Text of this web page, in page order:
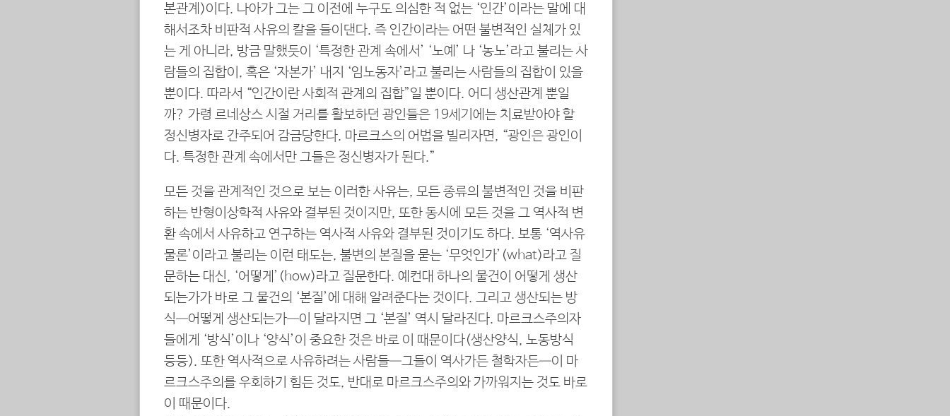
본관계)이다. 나아가 그는 그 이전에 누구도 의심한 적 없는 ‘인간’이라는 말에 대
해서조차 비판적 사유의 칼을 들이댄다. 즉 인간이라는 어떤 불변적인 실체가 있
는 게 아니라, 방금 말했듯이 ‘특정한 관계 속에서’ ‘노예’ 나 ‘농노’라고 불리는 사
람들의 집합이, 혹은 ‘자본가’ 내지 ‘임노동자’라고 불리는 사람들의 집합이 있을
뿐이다. 따라서 “인간이란 사회적 관계의 집합”일 뿐이다. 어디 생산관계 뿐일
까? 가령 르네상스 시절 거리를 활보하던 광인들은 19세기에는 치료받아야 할
정신병자로 간주되어 감금당한다. 마르크스의 어법을 빌리자면, “광인은 광인이
다. 특정한 관계 속에서만 그들은 정신병자가 된다.”
모든 것을 관계적인 것으로 보는 이러한 사유는, 모든 종류의 불변적인 것을 비판
하는 반형이상학적 사유와 결부된 것이지만, 또한 동시에 모든 것을 그 역사적 변
환 속에서 사유하고 연구하는 역사적 사유와 결부된 것이기도 하다. 보통 ‘역사유
물론’이라고 불리는 이런 태도는, 불변의 본질을 묻는 ‘무엇인가’(what)라고 질
문하는 대신, ‘어떻게’(how)라고 질문한다. 예컨대 하나의 물건이 어떻게 생산
되는가가 바로 그 물건의 ‘본질’에 대해 알려준다는 것이다. 그리고 생산되는 방
식―어떻게 생산되는가―이 달라지면 그 ‘본질’ 역시 달라진다. 마르크스주의자
들에게 ‘방식’이나 ‘양식’이 중요한 것은 바로 이 때문이다(생산양식, 노동방식
등등). 또한 역사적으로 사유하려는 사람들―그들이 역사가든 철학자든―이 마
르크스주의를 우회하기 힘든 것도, 반대로 마르크스주의와 가까워지는 것도 바로
이 때문이다.